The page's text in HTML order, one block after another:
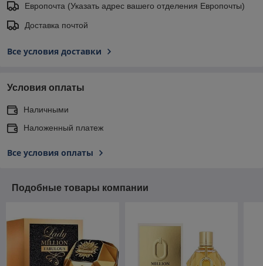
Европочта (Указать адрес вашего отделения Европочты)
Доставка почтой
Все условия доставки
Условия оплаты
Наличными
Наложенный платеж
Все условия оплаты
Подобные товары компании